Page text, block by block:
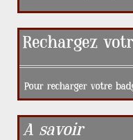
Rechargez
Pour recharger votre
A savoir